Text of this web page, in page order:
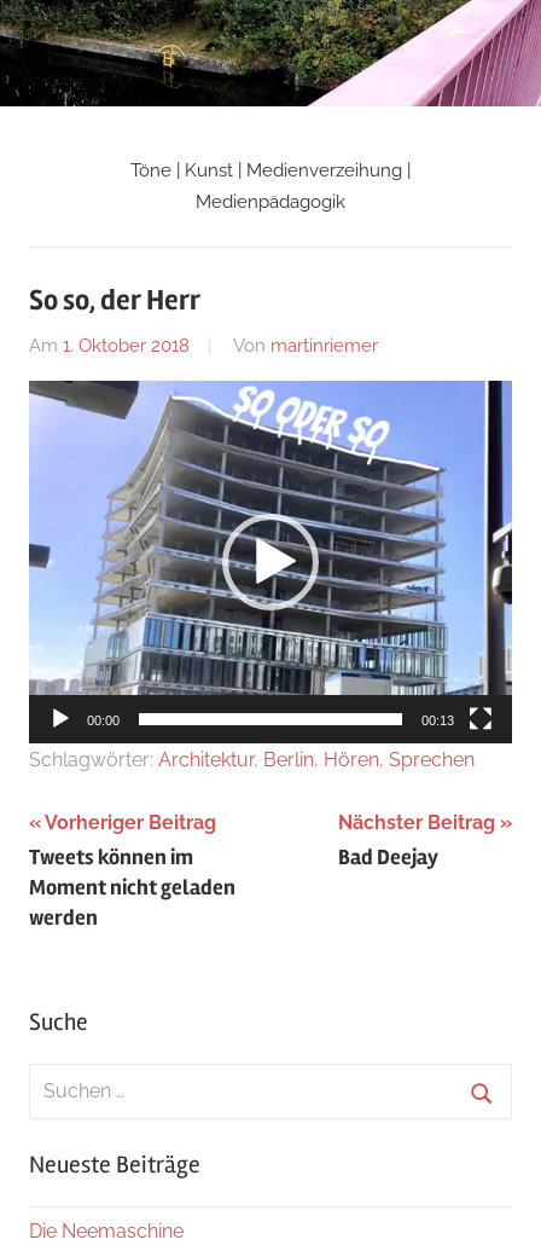
Zum
Inhalt
springen
Martin
Blog
Töne | Kunst | Medienverzeihung |
Medienpädagogik
So so, der Herr
Am 1. Oktober 2018 Von martinriemer
Uncategorized
Video-
00:00 00:13
Schlagwörter: Architektur, Berlin, Hören, Sprechen
Beitragsnavigation
Vorheriger Beitrag
Tweets können im
Moment nicht geladen
werden
Nächster Beitrag
Bad Deejay
Suche
Suchen
Neueste Beiträge
Die Neemaschine